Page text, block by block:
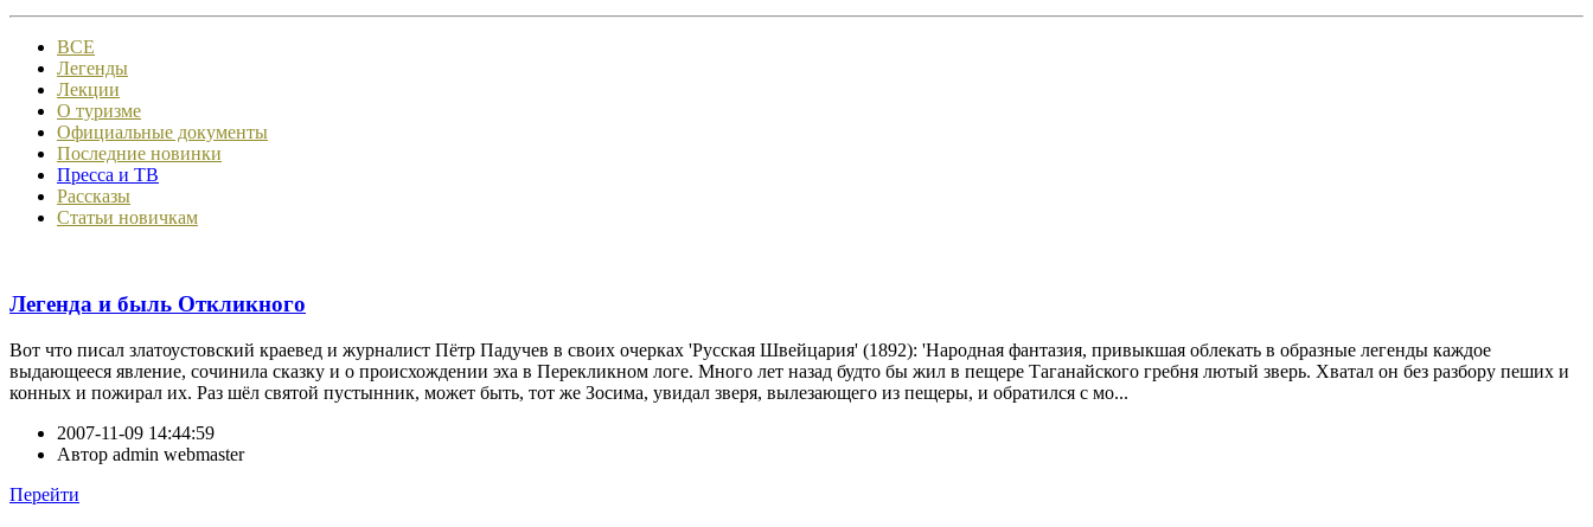
ВСЕ
Легенды
Лекции
О туризме
Официальные документы
Последние новинки
Пресса и ТВ
Рассказы
Статьи новичкам
Легенда и быль Откликного
Вот что писал златоустовский краевед и журналист Пётр Падучев в своих очерках 'Русская Швейцария' (1892): 'Народная фантазия, привыкшая облекать в образные легенды каждое
выдающееся явление, сочинила сказку и о происхождении эха в Перекликном логе. Много лет назад будто бы жил в пещере Таганайского гребня лютый зверь. Хватал он без разбору пеших и
конных и пожирал их. Раз шёл святой пустынник, может быть, тот же Зосима, увидал зверя, вылезающего из пещеры, и обратился с мо...
2007-11-09 14:44:59
Автор admin webmaster
Перейти